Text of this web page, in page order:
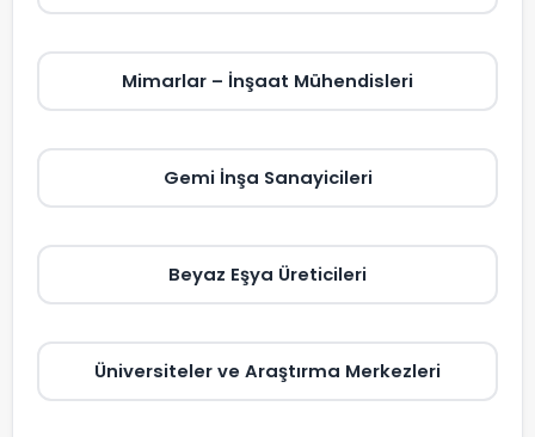
Mimarlar – İnşaat Mühendisleri
Gemi İnşa Sanayicileri
Beyaz Eşya Üreticileri
Üniversiteler ve Araştırma Merkezleri